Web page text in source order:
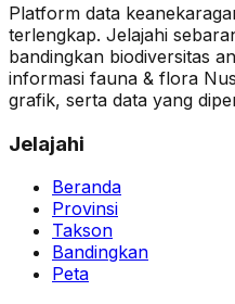
Platform data
terlengkap. Jelajahi
bandingkan biodiversitas
informasi fauna & flora
grafik, serta data yang
Jelajahi
Beranda
Provinsi
Takson
Bandingkan
Peta